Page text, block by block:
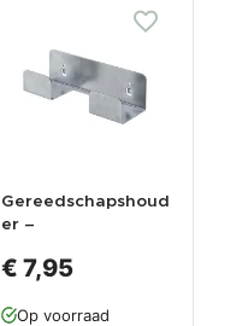
Gereedschapshoud
er –
20 x 6 x 6,5 cm.
€ 7,95
Op voorraad